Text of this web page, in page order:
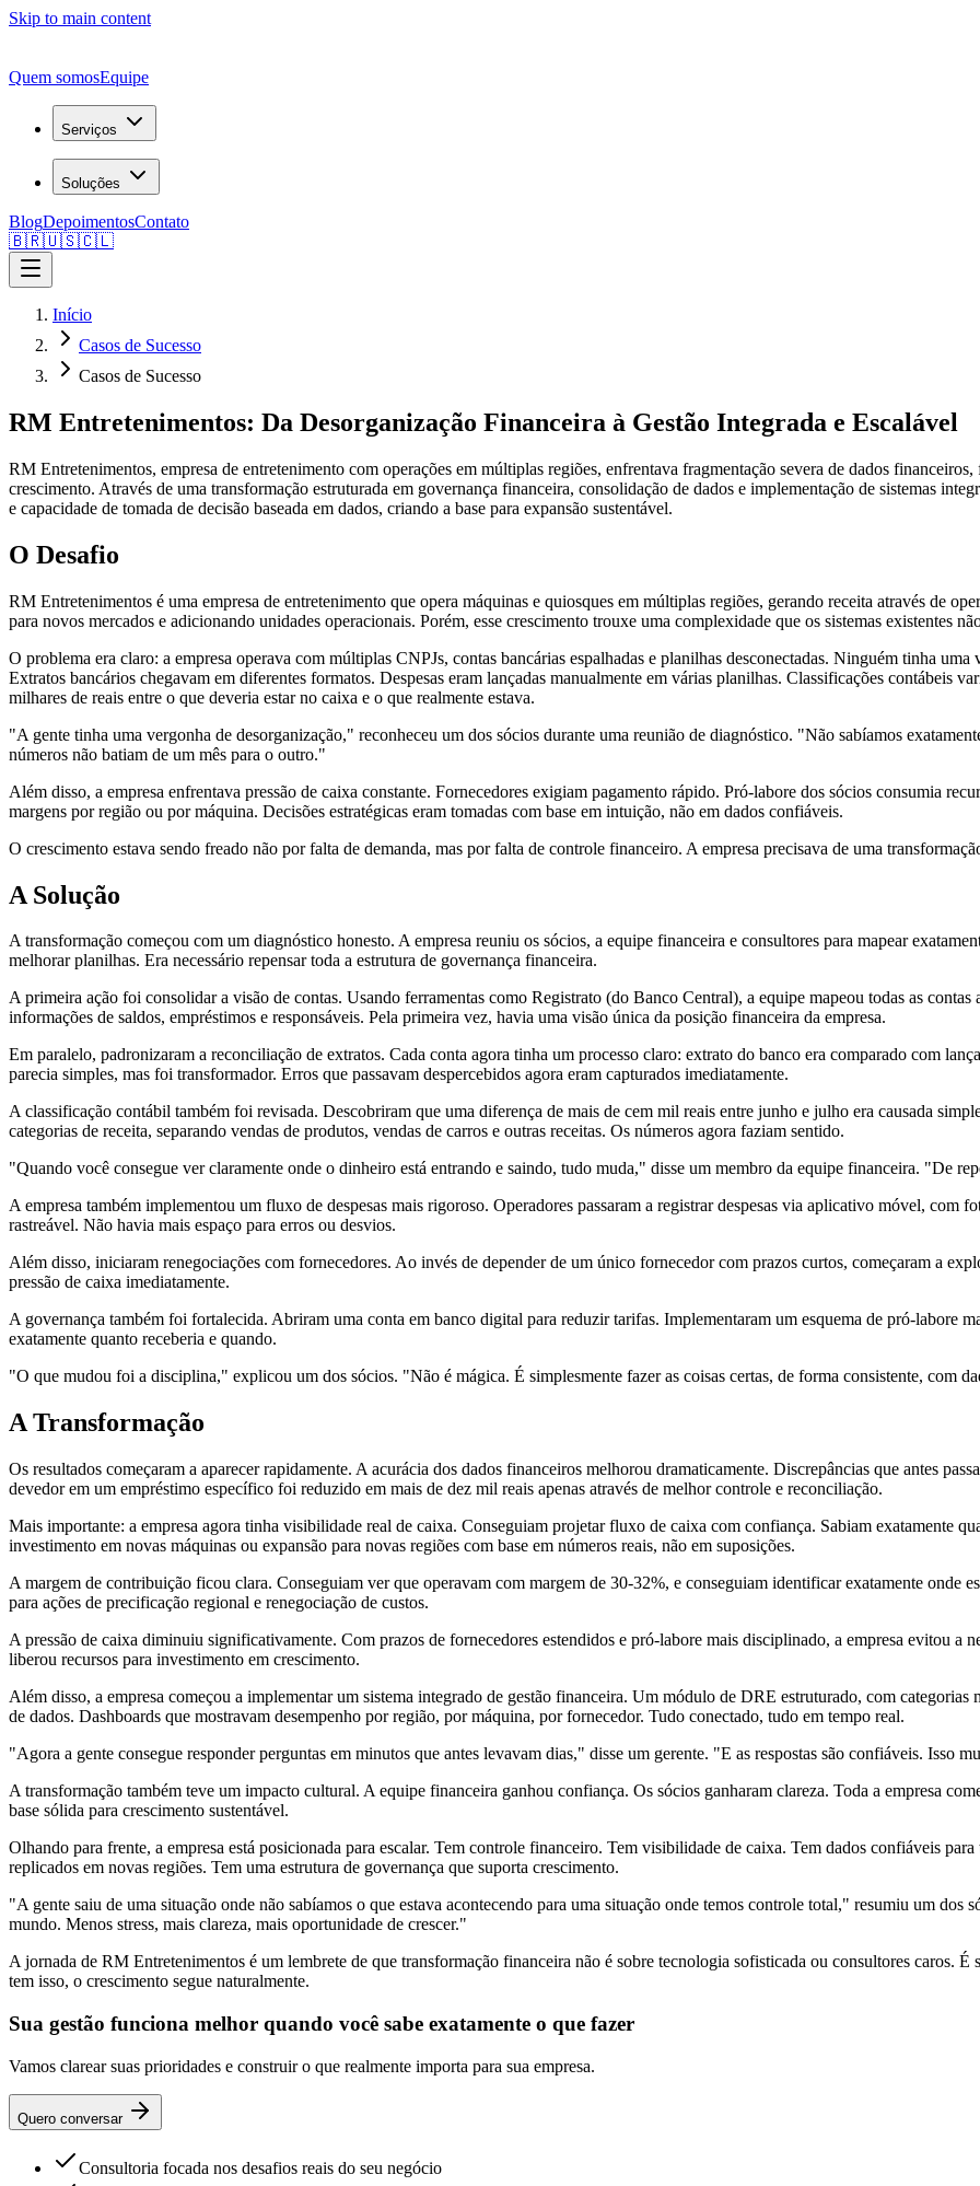
Skip to main content
Quem somosEquipe
Serviços
Soluções
BlogDepoimentosContato
🇧🇷🇺🇸🇨🇱
Início
Casos de Sucesso
Casos de Sucesso
RM Entretenimentos: Da Desorganização Financeira à Gestão Integrada e Escalável
RM Entretenimentos, empresa de entretenimento com operações em múltiplas regiões, enfrentava fragmentação severa de dados
crescimento. Através de uma transformação estruturada em governança financeira, consolidação de dados e implementação de sistemas
e capacidade de tomada de decisão baseada em dados, criando a base para expansão sustentável.
O Desafio
RM Entretenimentos é uma empresa de entretenimento que opera máquinas e quiosques em múltiplas regiões, gerando receita através de
para novos mercados e adicionando unidades operacionais. Porém, esse crescimento trouxe uma complexidade que os sistemas existentes
O problema era claro: a empresa operava com múltiplas CNPJs, contas bancárias espalhadas e planilhas desconectadas. Ninguém tinha
Extratos bancários chegavam em diferentes formatos. Despesas eram lançadas manualmente em várias planilhas. Classificações contábeis
milhares de reais entre o que deveria estar no caixa e o que realmente estava.
"A gente tinha uma vergonha de desorganização," reconheceu um dos sócios durante uma reunião de diagnóstico. "Não sabíamos
números não batiam de um mês para o outro."
Além disso, a empresa enfrentava pressão de caixa constante. Fornecedores exigiam pagamento rápido. Pró-labore dos sócios consumia
margens por região ou por máquina. Decisões estratégicas eram tomadas com base em intuição, não em dados confiáveis.
O crescimento estava sendo freado não por falta de demanda, mas por falta de controle financeiro. A empresa precisava de uma
A Solução
A transformação começou com um diagnóstico honesto. A empresa reuniu os sócios, a equipe financeira e consultores para mapear
melhorar planilhas. Era necessário repensar toda a estrutura de governança financeira.
A primeira ação foi consolidar a visão de contas. Usando ferramentas como Registrato (do Banco Central), a equipe mapeou todas as
informações de saldos, empréstimos e responsáveis. Pela primeira vez, havia uma visão única da posição financeira da empresa.
Em paralelo, padronizaram a reconciliação de extratos. Cada conta agora tinha um processo claro: extrato do banco era comparado com
parecia simples, mas foi transformador. Erros que passavam despercebidos agora eram capturados imediatamente.
A classificação contábil também foi revisada. Descobriram que uma diferença de mais de cem mil reais entre junho e julho era causada
categorias de receita, separando vendas de produtos, vendas de carros e outras receitas. Os números agora faziam sentido.
"Quando você consegue ver claramente onde o dinheiro está entrando e saindo, tudo muda," disse um membro da equipe financeira. "De
A empresa também implementou um fluxo de despesas mais rigoroso. Operadores passaram a registrar despesas via aplicativo móvel, com
rastreável. Não havia mais espaço para erros ou desvios.
Além disso, iniciaram renegociações com fornecedores. Ao invés de depender de um único fornecedor com prazos curtos, começaram a
pressão de caixa imediatamente.
A governança também foi fortalecida. Abriram uma conta em banco digital para reduzir tarifas. Implementaram um esquema de pró-labore
exatamente quanto receberia e quando.
"O que mudou foi a disciplina," explicou um dos sócios. "Não é mágica. É simplesmente fazer as coisas certas, de forma consistente, com
A Transformação
Os resultados começaram a aparecer rapidamente. A acurácia dos dados financeiros melhorou dramaticamente. Discrepâncias que antes
devedor em um empréstimo específico foi reduzido em mais de dez mil reais apenas através de melhor controle e reconciliação.
Mais importante: a empresa agora tinha visibilidade real de caixa. Conseguiam projetar fluxo de caixa com confiança. Sabiam exatamente
investimento em novas máquinas ou expansão para novas regiões com base em números reais, não em suposições.
A margem de contribuição ficou clara. Conseguiam ver que operavam com margem de 30-32%, e conseguiam identificar exatamente onde
para ações de precificação regional e renegociação de custos.
A pressão de caixa diminuiu significativamente. Com prazos de fornecedores estendidos e pró-labore mais disciplinado, a empresa evitou a
liberou recursos para investimento em crescimento.
Além disso, a empresa começou a implementar um sistema integrado de gestão financeira. Um módulo de DRE estruturado, com
de dados. Dashboards que mostravam desempenho por região, por máquina, por fornecedor. Tudo conectado, tudo em tempo real.
"Agora a gente consegue responder perguntas em minutos que antes levavam dias," disse um gerente. "E as respostas são confiáveis. Isso
A transformação também teve um impacto cultural. A equipe financeira ganhou confiança. Os sócios ganharam clareza. Toda a empresa
base sólida para crescimento sustentável.
Olhando para frente, a empresa está posicionada para escalar. Tem controle financeiro. Tem visibilidade de caixa. Tem dados confiáveis
replicados em novas regiões. Tem uma estrutura de governança que suporta crescimento.
"A gente saiu de uma situação onde não sabíamos o que estava acontecendo para uma situação onde temos controle total," resumiu um
mundo. Menos stress, mais clareza, mais oportunidade de crescer."
A jornada de RM Entretenimentos é um lembrete de que transformação financeira não é sobre tecnologia sofisticada ou consultores caros.
tem isso, o crescimento segue naturalmente.
Sua gestão funciona melhor quando você sabe exatamente o que fazer
Vamos clarear suas prioridades e construir o que realmente importa para sua empresa.
Quero conversar
Consultoria focada nos desafios reais do seu negócio